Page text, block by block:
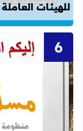
للهيئات